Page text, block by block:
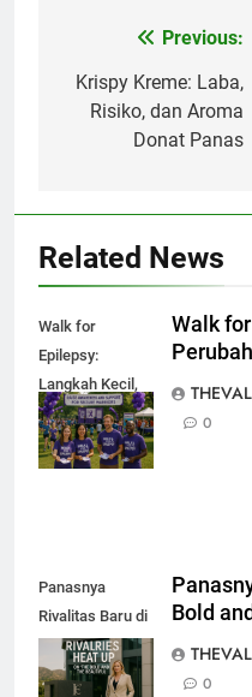
Navigasi
pos
Previous:
Krispy Kreme: Laba,
Risiko, dan Aroma
Donat Panas
Related News
Walk for
Epilepsy:
Langkah Kecil,
Perubahan
Besar
Walk
0
Panasnya
Rivalitas Baru di
The Bold and the
Beautiful
Bold
0